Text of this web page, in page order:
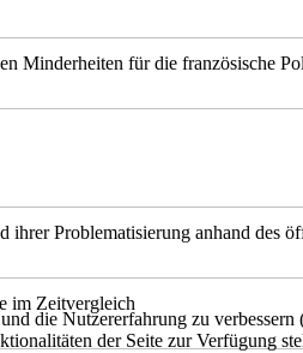
Minderheiten für die französische
ihrer Problematisierung anhand des
im Zeitvergleich
die Nutzererfahrung zu
der Seite zur Verfügung